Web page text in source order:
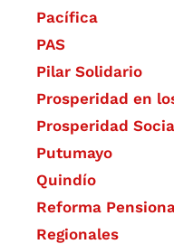
Pacífica
PAS
Pilar Solidario
Prosperidad en
Prosperidad
Putumayo
Quindío
Reforma
Regionales